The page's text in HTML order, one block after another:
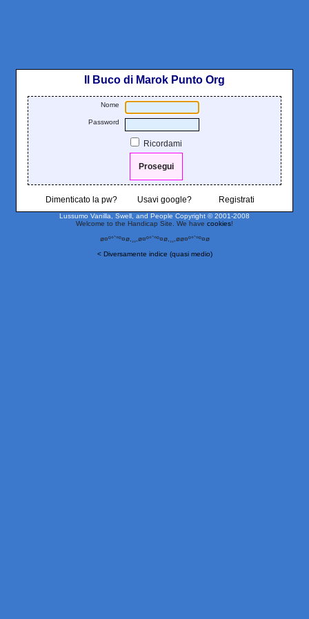
Il Buco di Marok Punto Org
Nome
Password
Ricordami
Dimenticato la pw? Usavi google? Registrati
Lussumo Vanilla, Swell, and People Copyright © 2001-2008
Welcome to the Handicap Site. We have cookies!
ø¤º°`°º¤ø,¸¸,ø¤º°`°º¤ø,¸¸,øø¤º°`°º¤ø
< Diversamente indice (quasi medio)